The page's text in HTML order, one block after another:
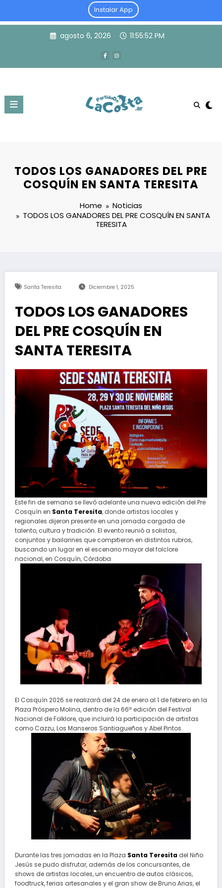
Instalar App
agosto 6, 2026 11:55:53 PM
TODOS LOS GANADORES DEL PRE
COSQUÍN EN SANTA TERESITA
Home
Noticias
TODOS LOS GANADORES DEL PRE COSQUÍN EN SANTA
TERESITA
Santa Teresita Diciembre 1, 2025
TODOS LOS GANADORES
DEL PRE COSQUÍN EN
SANTA TERESITA
Este fin de semana se llevó adelante una nueva edición del Pre
Cosquín en Santa Teresita, donde artistas locales y
regionales dijeron presente en una jornada cargada de
talento, cultura y tradición. El evento reunió a solistas,
conjuntos y bailarines que compitieron en distintos rubros,
buscando un lugar en el escenario mayor del folclore
nacional, en Cosquín, Córdoba.
El Cosquín 2026 se realizará del 24 de enero al 1 de febrero en la
Plaza Próspero Molina, dentro de la 66ª edición del Festival
Nacional de Folklore, que incluirá la participación de artistas
como Cazzu, Los Manseros Santiagueños y Abel Pintos.
Durante las tres jornadas en la Plaza Santa Teresita del Niño
Jesús se pudo disfrutar, además de los concursantes, de
shows de artistas locales, un encuentro de autos clásicos,
foodtruck, ferias artesanales y el gran show de Bruno Arias, el